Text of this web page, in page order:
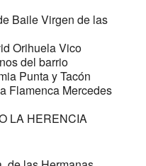
Baile Virgen de las
Orihuela Vico
del barrio
Punta y Tacón
Flamenca Mercedes
LA HERENCIA